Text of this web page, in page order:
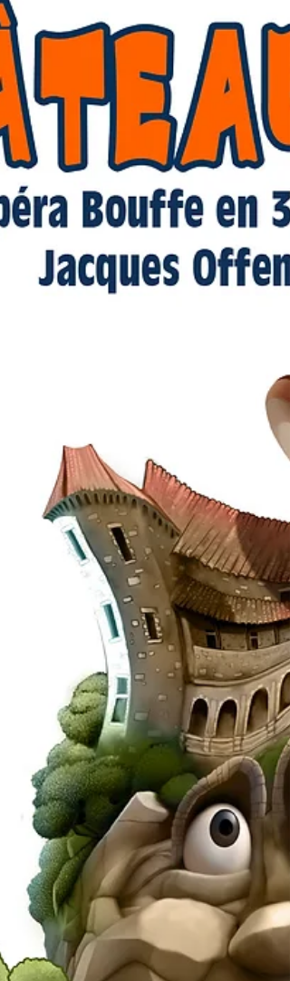
leur histoire, Pantalone les fera chavirer,
choir, rebondir, attaquer, succomber, aimer,
souffrir et triompher. L'histoire d'un couple
de chanteurs de rues et d'un Vice-Roi du
Pérou, d'après l'œuvre de Prosper Mérim